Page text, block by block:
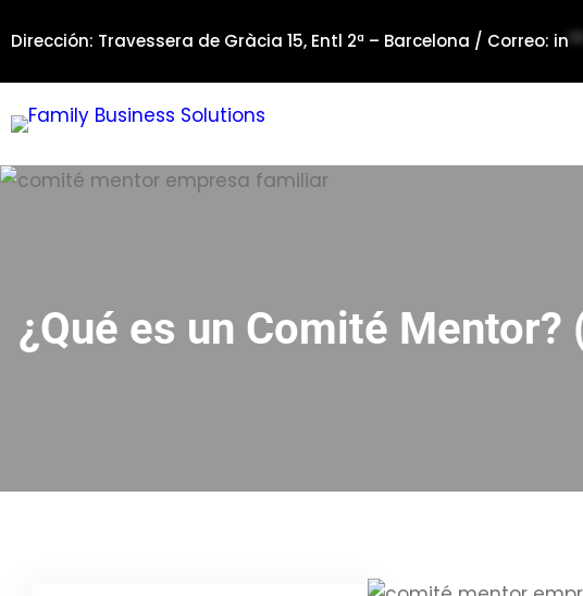
al
contenido
Dirección: Travessera de Gràcia 15, Entl 2ª – Barcelona / Correo: in**
¿Qué es un Comité